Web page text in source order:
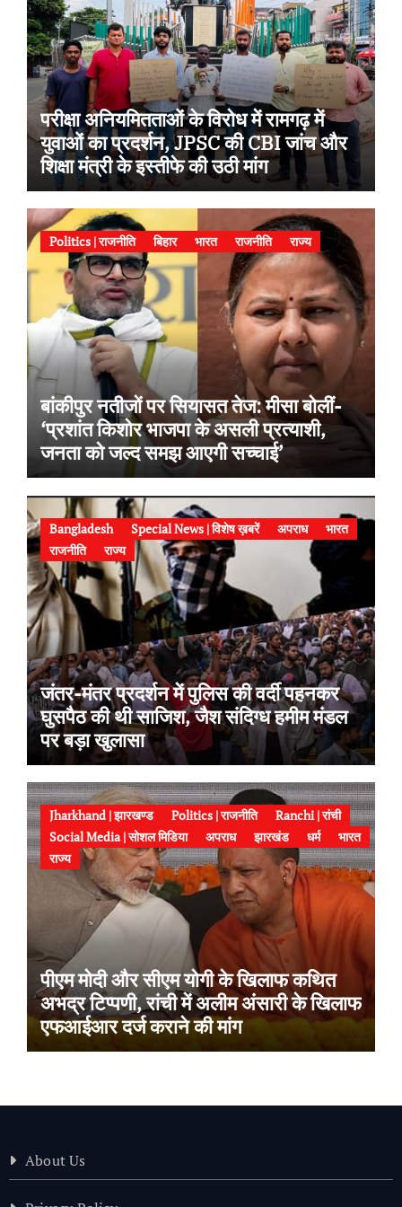
परीक्षा अनियमितताओं के विरोध में रामगढ़ में
युवाओं का प्रदर्शन, JPSC की CBI जांच और
शिक्षा मंत्री के इस्तीफे की उठी मांग
Politics | राजनीति बिहार भारत राजनीति राज्य
बांकीपुर नतीजों पर सियासत तेज: मीसा बोलीं-
‘प्रशांत किशोर भाजपा के असली प्रत्याशी,
जनता को जल्द समझ आएगी सच्चाई’
Bangladesh Special News | विशेष ख़बरें अपराध
भारत
राजनीति
राज्य
जंतर-मंतर प्रदर्शन में पुलिस की वर्दी पहनकर
घुसपैठ की थी साजिश, जैश संदिग्ध हमीम मंडल
पर बड़ा खुलासा
Jharkhand | झारखण्ड Politics | राजनीति
Ranchi | रांची
Social Media | सोशल मिडिया
अपराध झारखंड धर्म
भारत
राज्य
पीएम मोदी और सीएम योगी के खिलाफ कथित
अभद्र टिप्पणी, रांची में अलीम अंसारी के खिलाफ
एफआईआर दर्ज कराने की मांग
About Us